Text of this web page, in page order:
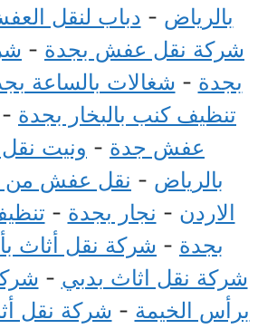
بالرياض- دباب لنقل
شركة نقل عفش بجدة-
بجدة- شغالات بالساعة
تنظيف كنب بالبخار بجدة-
عفش جدة- ونيت
بالرياض- نقل عفش من
الاردن- نجار بجدة-
بجدة- شركة نقل أثاث
شركة نقل اثاث بدبي- شركة
برأس الخيمة- شركة نقل